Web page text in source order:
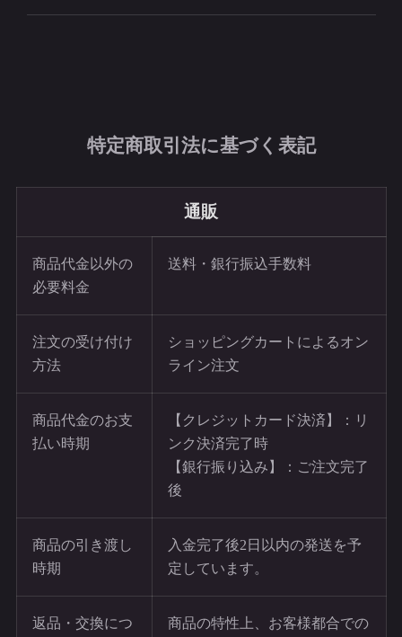
特定商取引法に基づく表記
通販
商品代金以外の
必要料金
送料・銀行振込手数料
注文の受け付け
方法
ショッピングカートによるオン
ライン注文
商品代金のお支
払い時期
【クレジットカード決済】：リ
ンク決済完了時
【銀行振り込み】：ご注文完了
後
商品の引き渡し
時期
入金完了後2日以内の発送を予
定しています。
返品・交換につ
商品の特性上、お客様都合での